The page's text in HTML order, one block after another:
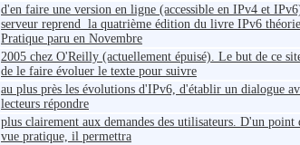
d'en faire une version en ligne (accessible en IPv4 et
serveur reprend la quatrième édition du livre IPv6
Pratique paru en Novembre
2005 chez O'Reilly (actuellement épuisé). Le but de ce
de le faire évoluer le texte pour suivre
au plus près les évolutions d'IPv6, d'établir un dialogue
lecteurs répondre
plus clairement aux demandes des utilisateurs. D'un point
vue pratique, il permettra